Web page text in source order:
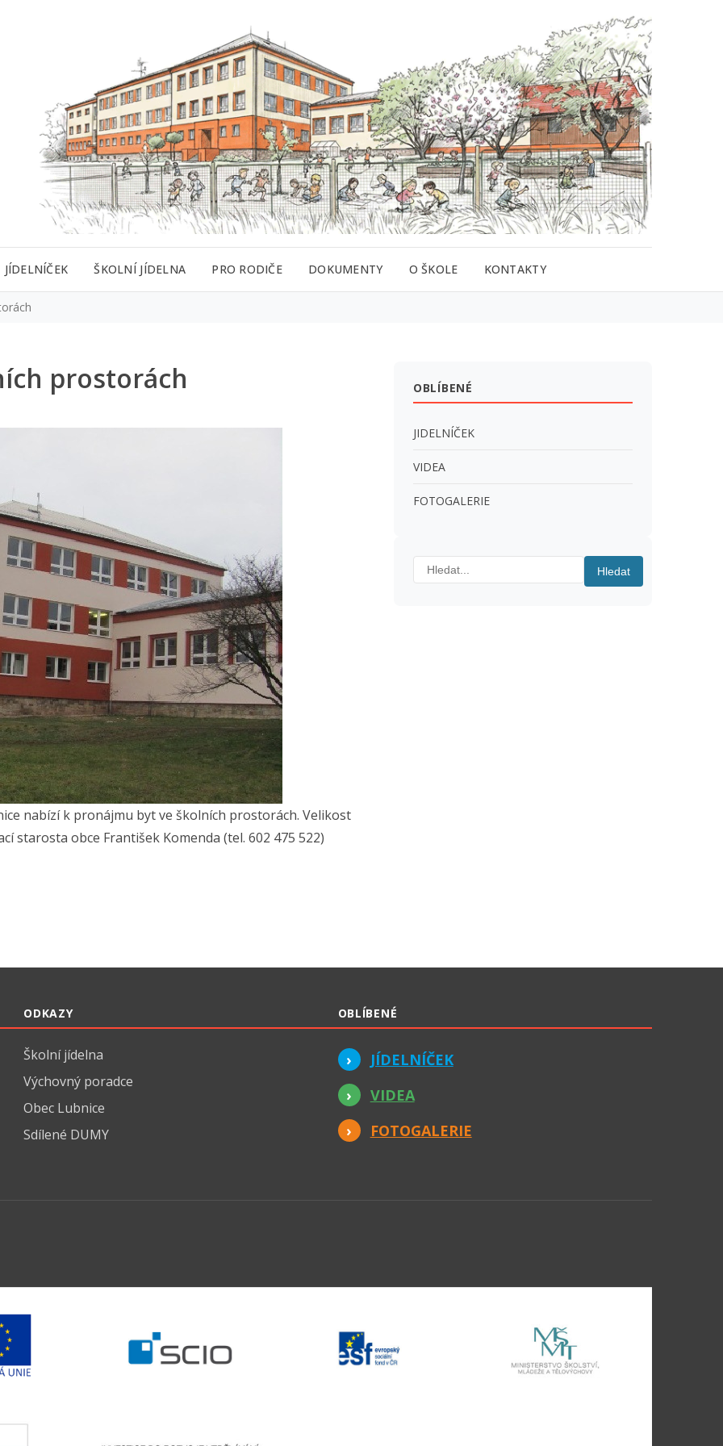
JÍDELNÍČEK ŠKOLNÍ JÍDELNA PRO RODIČE DOKUMENTY O ŠKOLE KONTAKTY
prostorách
nabízí k pronájmu byt ve školních prostorách. Velikost
starosta obce František Komenda (tel. 602 475 522)
OBLÍBENÉ
JIDELNÍČEK
VIDEA
FOTOGALERIE
Hledat: Hledat
ODKAZY
Školní jídelna
Výchovný poradce
Obec Lubnice
Sdílené DUMY
OBLÍBENÉ
JÍDELNÍČEK
VIDEA
FOTOGALERIE